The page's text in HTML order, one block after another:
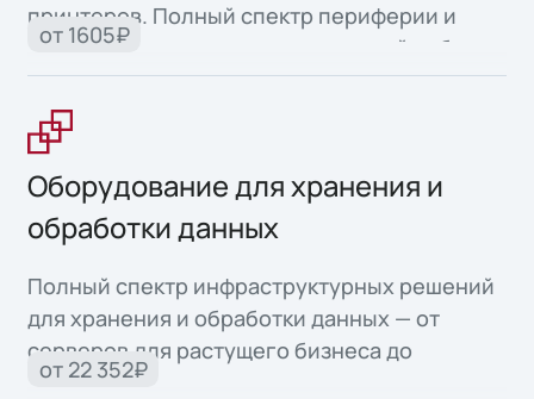
принтеров. Полный спектр периферии и
офисной техники для продуктивной работы.
от 1605₽
Оборудование для хранения и
обработки данных
Полный спектр инфраструктурных решений
для хранения и обработки данных — от
серверов для растущего бизнеса до
высоконадежных систем для критически
от 22 352₽